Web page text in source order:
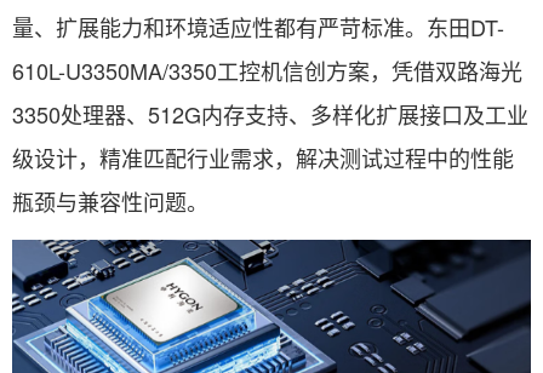
量、扩展能力和环境适应性都有严苛标准。东田DT-
610L-U3350MA/3350工控机信创方案，凭借双路海光
3350处理器、512G内存支持、多样化扩展接口及工业
级设计，精准匹配行业需求，解决测试过程中的性能
瓶颈与兼容性问题。